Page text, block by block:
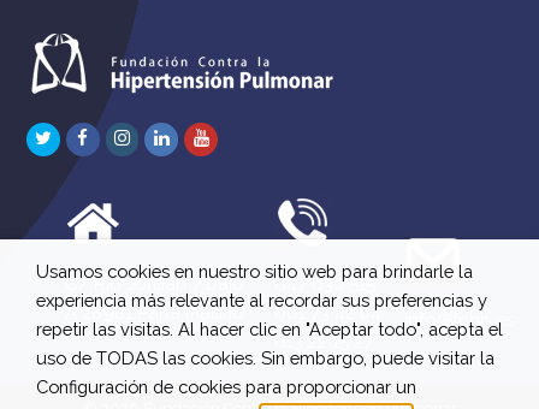
TwitterFacebook
Instagram
LinkedInYoutube
C/ Río Jordán 7 bajo
A 28981 Parla Madrid
647 630 515
661 73 42 04
613 22 15 27
info@fchp.es
Usamos cookies en nuestro sitio web para brindarle la
experiencia más relevante al recordar sus preferencias y
repetir las visitas. Al hacer clic en "Aceptar todo", acepta el
uso de TODAS las cookies. Sin embargo, puede visitar la
Configuración de cookies para proporcionar un